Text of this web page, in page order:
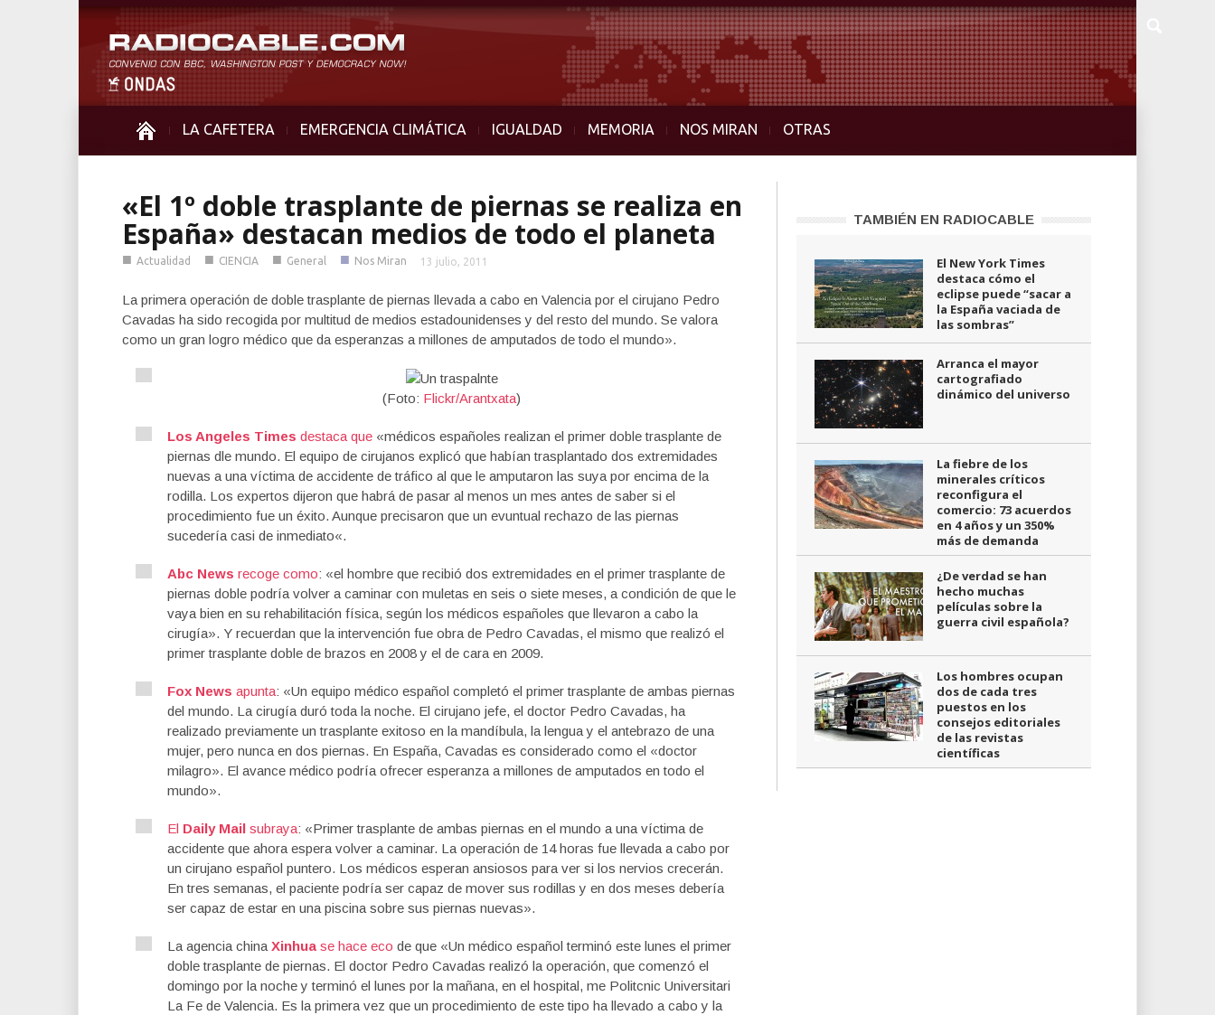
LA CAFETERA EMERGENCIA CLIMÁTICA IGUALDAD MEMORIA NOS MIRAN OTRAS
«El 1º doble trasplante de piernas se realiza en
España» destacan medios de todo el planeta
■ Actualidad ■ CIENCIA ■ General ■ Nos Miran 13 julio, 2011
La primera operación de doble trasplante de piernas llevada a cabo en Valencia por el cirujano Pedro
Cavadas ha sido recogida por multitud de medios estadounidenses y del resto del mundo. Se valora
como un gran logro médico que da esperanzas a millones de amputados de todo el mundo».
(Foto: Flickr/Arantxata)
Los Angeles Times destaca que «médicos españoles realizan el primer doble trasplante de
piernas dle mundo. El equipo de cirujanos explicó que habíantrasplantado dos extremidades
nuevas a una víctima de accidente de tráfico al que le amputaron las suya por encima de la
rodilla. Los expertos dijeron que habrá de pasar al menos un mes antes de saber si el
procedimiento fue un éxito. Aunque precisaron que un evuntual rechazo de las piernas
sucedería casi de inmediato«.
Abc News recoge como: «el hombre que recibió dos extremidades en el primer trasplante de
piernas doble podría volver a caminar con muletas en seis o siete meses, a condición de que le
vaya bien en su rehabilitación física, según los médicos españoles que llevaron a cabo la
cirugía». Y recuerdan que la intervención fue obra de Pedro Cavadas, el mismo que realizó el
primer trasplante doble de brazos en 2008 y el de cara en 2009.
Fox News apunta: «Un equipo médico español completó el primer trasplante de ambas piernas
del mundo. La cirugía duró toda la noche. El cirujano jefe, el doctor Pedro Cavadas, ha
realizado previamente un trasplante exitoso en la mandíbula, la lengua y el antebrazo de una
mujer, pero nunca en dos piernas. En España, Cavadas es considerado como el «doctor
milagro». El avance médico podría ofrecer esperanza a millones de amputados en todo el
mundo».
El Daily Mail subraya: «Primer trasplante de ambas piernas en el mundo a una víctima de
accidente que ahora espera volver a caminar. La operación de 14 horas fue llevada a cabo por
un cirujano español puntero. Los médicos esperan ansiosos para ver si los nervios crecerán.
En tres semanas, el paciente podría ser capaz de mover sus rodillas y en dos meses debería
ser capaz de estar en una piscina sobre sus piernas nuevas».
La agencia china Xinhua se hace eco de que «Un médico español terminó este lunes el primer
doble trasplante de piernas. El doctor Pedro Cavadas realizó la operación, que comenzó el
domingo por la noche y terminó el lunes por la mañana, en el hospital, me Politcnic Universitari
La Fe de Valencia. Es la primera vez que un procedimiento de este tipo ha llevado a cabo y la
TAMBIÉN EN RADIOCABLE
El New York Times
destaca cómo el
eclipse puede “sacar a
la España vaciada de
las sombras”
Arranca el mayor
cartografiado
dinámico del universo
La fiebre de los
minerales críticos
reconfigura el
comercio: 73 acuerdos
en 4 años y un 350%
más de demanda
¿De verdad se han
hecho muchas
películas sobre la
guerra civil española?
Los hombres ocupan
dos de cada tres
puestos en los
consejos editoriales
de las revistas
científicas